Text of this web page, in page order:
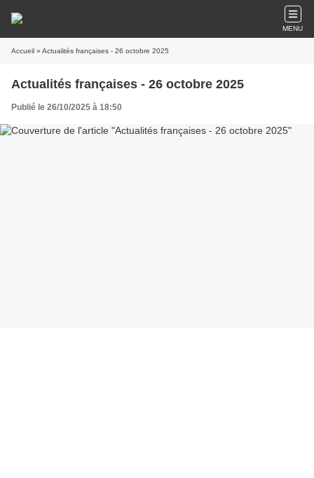
MENU
Accueil » Actualités françaises - 26 octobre 2025
Actualités françaises - 26 octobre 2025
Publié le 26/10/2025 à 18:50